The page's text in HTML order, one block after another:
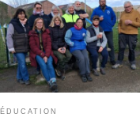
ÉDUCATION